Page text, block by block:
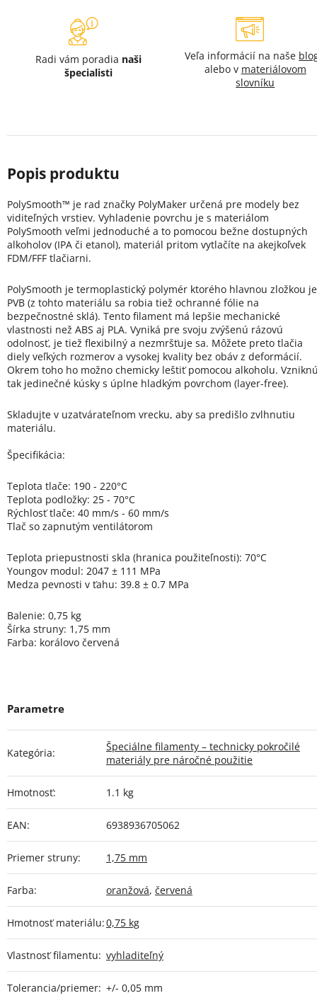
Radi vám poradia naši
špecialisti
Veľa informácií na naše
alebo v materiálovom
slovníku
PolySmooth™ je rad značky PolyMaker určená pre modely bez
viditeľných vrstiev. Vyhladenie povrchu je s materiálom
PolySmooth veľmi jednoduché a to pomocou bežne dostupných
alkoholov (IPA či etanol), materiál pritom vytlačíte na akejkoľvek
FDM/FFF tlačiarni.
PolySmooth je termoplastický polymér ktorého hlavnou zložkou je
PVB (z tohto materiálu sa robia tiež ochranné fólie na
bezpečnostné sklá). Tento filament má lepšie mechanické
vlastnosti než ABS aj PLA. Vyniká pre svoju zvýšenú rázovú
odolnosť, je tiež flexibilný a nezmršťuje sa. Môžete preto tlačia
diely veľkých rozmerov a vysokej kvality bez obáv z deformácií.
Okrem toho ho možno chemicky leštiť pomocou alkoholu.
tak jedinečné kúsky s úplne hladkým povrchom (layer-free).
Skladujte v uzatvárateľnom vrecku, aby sa predišlo zvlhnutiu
materiálu.
Špecifikácia:
Teplota tlače: 190 - 220°C
Teplota podložky: 25 - 70°C
Rýchlosť tlače: 40 mm/s - 60 mm/s
Tlač so zapnutým ventilátorom
Teplota priepustnosti skla (hranica použiteľnosti): 70°C
Youngov modul: 2047 ± 111 MPa
Medza pevnosti v ťahu: 39.8 ± 0.7 MPa
Balenie: 0,75 kg
Šírka struny: 1,75 mm
Farba: korálovo červená
Kategória:
Špeciálne filamenty – technicky pokročilé
materiály pre náročné použitie
Hmotnosť: 1.1 kg
EAN: 6938936705062
Priemer struny: 1,75 mm
Farba: oranžová, červená
Hmotnosť materiálu:0,75 kg
Vlastnosť filamentu: vyhladiteľný
Tolerancia/priemer: +/- 0,05 mm